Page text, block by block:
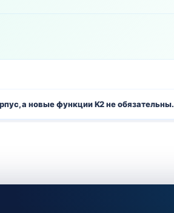
а новые функции K2 не обязательны.